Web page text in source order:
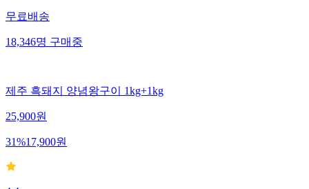
무료배송
18,346명구매중
제주 흑돼지 양념왕구이 1kg+1kg
25,900원
31%17,900원